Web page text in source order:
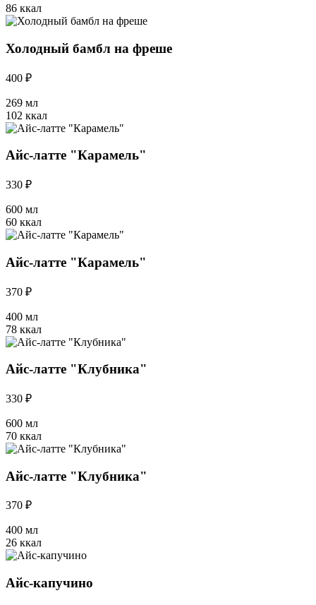
86 ккал
Холодный бамбл на фреше
400 ₽
269 мл
102 ккал
Айс-латте "Карамель"
330 ₽
600 мл
60 ккал
Айс-латте "Карамель"
370 ₽
400 мл
78 ккал
Айс-латте "Клубника"
330 ₽
600 мл
70 ккал
Айс-латте "Клубника"
370 ₽
400 мл
26 ккал
Айс-капучино